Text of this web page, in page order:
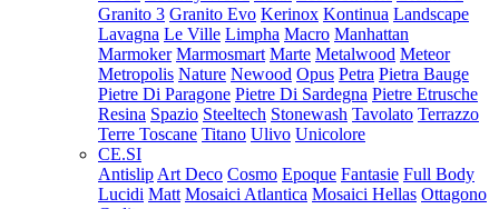
Granito 3 Granito Evo Kerinox Kontinua Landscape
Lavagna Le Ville Limpha Macro Manhattan
Marmoker Marmosmart Marte Metalwood Meteor
Metropolis Nature Newood Opus Petra Pietra Bauge
Pietre Di Paragone Pietre Di Sardegna Pietre Etrusche
Resina Spazio Steeltech Stonewash Tavolato Terrazzo
Terre Toscane Titano Ulivo Unicolore
CE.SI
Antislip Art Deco Cosmo Epoque Fantasie Full Body
Lucidi Matt Mosaici Atlantica Mosaici Hellas Ottagono